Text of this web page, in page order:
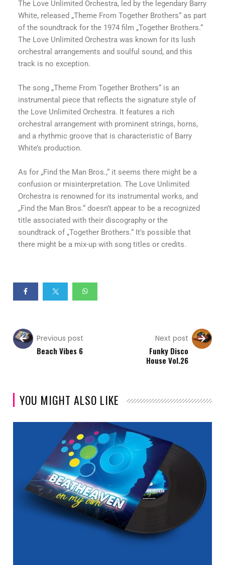
The Love Unlimited Orchestra, led by the legendary Barry
White, released „Theme From Together Brothers“ as part
of the soundtrack for the 1974 film „Together Brothers.“
The Love Unlimited Orchestra was known for its lush
orchestral arrangements and soulful sound, and this
track is no exception.
The song „Theme From Together Brothers“ is an
instrumental piece that reflects the signature style of
the Love Unlimited Orchestra. It features a rich
orchestral arrangement with prominent strings, horns,
and a rhythmic groove that is characteristic of Barry
White’s production.
As for „Find the Man Bros.,“ it seems there might be a
confusion or misinterpretation. The Love Unlimited
Orchestra is renowned for its instrumental works, and
„Find the Man Bros.“ doesn’t appear to be a recognized
title associated with their discography or the
soundtrack of „Together Brothers.“ It’s possible that
there might be a mix-up with song titles or credits.
Previous post
Beach Vibes 6
Next post
Funky Disco
House Vol.26
YOU MIGHT ALSO LIKE